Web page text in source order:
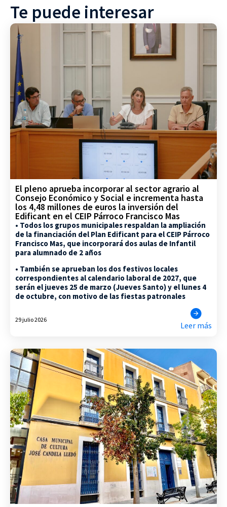
Te puede interesar
El pleno aprueba incorporar al sector agrario al
Consejo Económico y Social e incrementa hasta
los 4,48 millones de euros la inversión del
Edificant en el CEIP Párroco Francisco Mas
• Todos los grupos municipales respaldan la ampliación
de la financiación del Plan Edificant para el CEIP Párroco
Francisco Mas, que incorporará dos aulas de Infantil
para alumnado de 2 años
• También se aprueban los dos festivos locales
correspondientes al calendario laboral de 2027, que
serán el jueves 25 de marzo (Jueves Santo) y el lunes 4
de octubre, con motivo de las fiestas patronales
29 julio 2026
Leer más